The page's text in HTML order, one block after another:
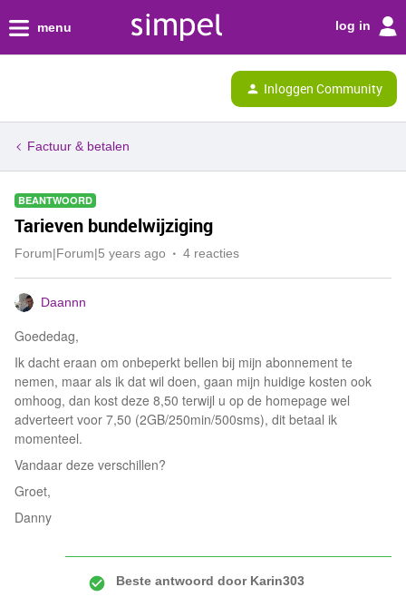
menu log in
Inloggen Community
Factuur & betalen
BEANTWOORD
Tarieven bundelwijziging
Forum|Forum|5 years ago 4 reacties
Daannn
Goededag,
Ik dacht eraan om onbeperkt bellen bij mijn abonnement te
nemen, maar als ik dat wil doen, gaan mijn huidige kosten ook
omhoog, dan kost deze 8,50 terwijl u op de homepage wel
adverteert voor 7,50 (2GB/250min/500sms), dit betaal ik
momenteel.
Vandaar deze verschillen?
Groet,
Danny
Beste antwoord doorKarin303